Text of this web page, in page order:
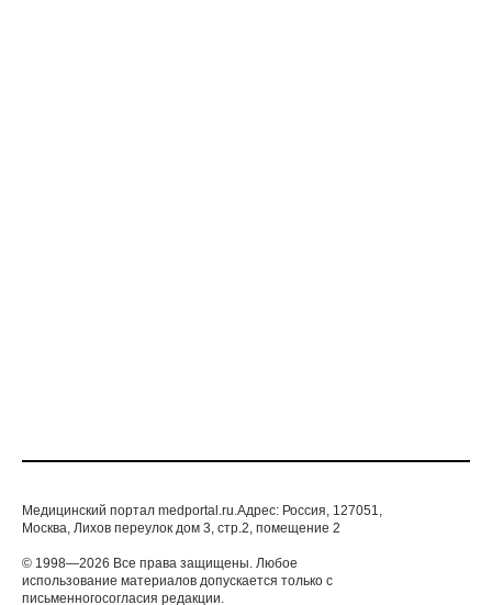
Медицинский портал medportal.ru.Адрес: Россия, 127051,
Москва, Лихов переулок дом 3, стр.2, помещение 2
© 1998—2026 Все права защищены. Любое
использование материалов допускается только с
письменногосогласия редакции.